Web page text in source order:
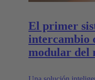
El primer
intercambio
modular del